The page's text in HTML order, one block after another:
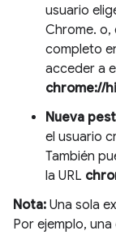
usuario
Chrome. o,
completo
acceder a
chrome://
Nueva
el usuario
También
la URL
Nota: Una sola
Por ejemplo,